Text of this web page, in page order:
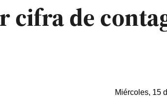
cifra de
Miércoles, 15